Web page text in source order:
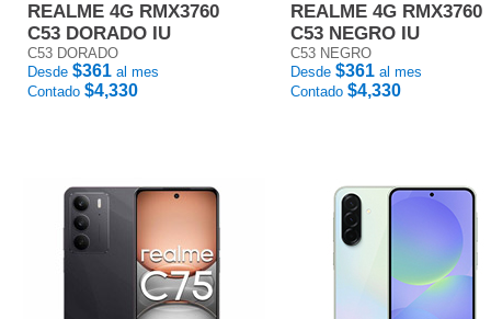
REALME 4G RMX3760
C53 DORADO IU
C53 DORADO
Desde $361 al mes
Contado $4,330
REALME 4G RMX3760
C53 NEGRO IU
C53 NEGRO
Desde $361 al mes
Contado $4,330